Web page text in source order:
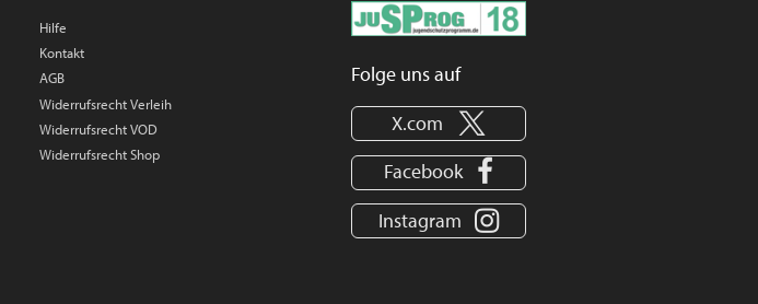
Hilfe
Kontakt
AGB
Widerrufsrecht Verleih
Widerrufsrecht VOD
Widerrufsrecht Shop
Folge uns auf
X.com
Facebook
Instagram